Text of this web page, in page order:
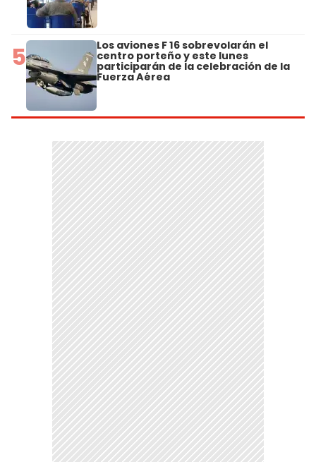
5 Los aviones F 16 sobrevolarán el
centro porteño y este lunes
participarán de la celebración de la
Fuerza Aérea